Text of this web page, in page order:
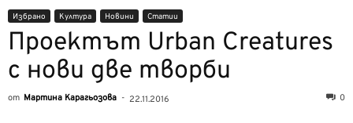
Избрано Култура Новини Статии
Проектът Urban Creatures
с нови две творби
от Мартина Карагьозова - 22.11.2016 0